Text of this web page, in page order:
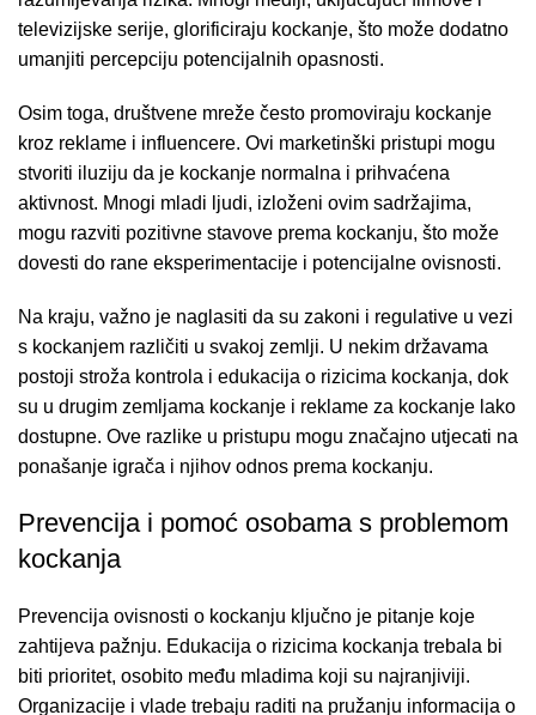
televizijske serije, glorificiraju kockanje, što može dodatno
umanjiti percepciju potencijalnih opasnosti.
Osim toga, društvene mreže često promoviraju kockanje
kroz reklame i influencere. Ovi marketinški pristupi mogu
stvoriti iluziju da je kockanje normalna i prihvaćena
aktivnost. Mnogi mladi ljudi, izloženi ovim sadržajima,
mogu razviti pozitivne stavove prema kockanju, što može
dovesti do rane eksperimentacije i potencijalne ovisnosti.
Na kraju, važno je naglasiti da su zakoni i regulative u vezi
s kockanjem različiti u svakoj zemlji. U nekim državama
postoji stroža kontrola i edukacija o rizicima kockanja, dok
su u drugim zemljama kockanje i reklame za kockanje lako
dostupne. Ove razlike u pristupu mogu značajno utjecati na
ponašanje igrača i njihov odnos prema kockanju.
Prevencija i pomoć osobama s problemom
kockanja
Prevencija ovisnosti o kockanju ključno je pitanje koje
zahtijeva pažnju. Edukacija o rizicima kockanja trebala bi
biti prioritet, osobito među mladima koji su najranjiviji.
Organizacije i vlade trebaju raditi na pružanju informacija o